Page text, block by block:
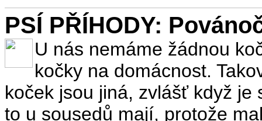
PSÍ PŘÍHODY:
U nás nemáme žádnou
kočky na domácnost.
koček jsou jiná, zvlášť když je
to u sousedů mají, protože